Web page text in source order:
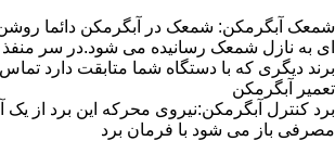
شمعک آبگرمکن: شمعک در آبگرمکن دائما
ای به نازل شمعک رسانیده می شود.در سر منفذ
برند دیگری که با دستگاه شما متابقت دارد تماس
تعمیر آبگرمکن
مصرفی باز می شود با فرمان برد